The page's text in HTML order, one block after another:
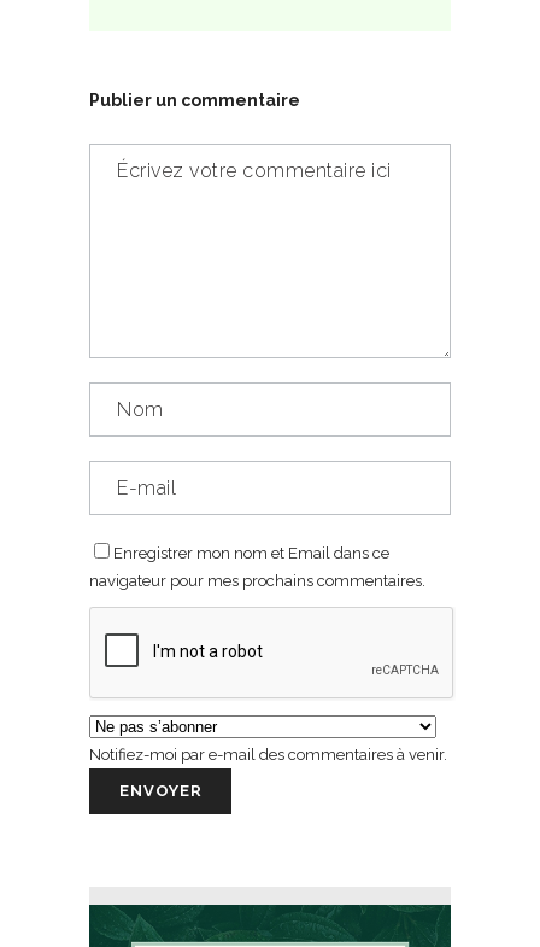
Publier un commentaire
Enregistrer mon nom et Email dans ce
navigateur pour mes prochains commentaires.
Notifiez-moi par e-mail des commentaires à venir.